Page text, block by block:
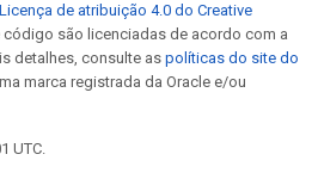
Licença de atribuição 4.0 do Creative
código são licenciadas de acordo com a
detalhes, consulte as políticas do site do
marca registrada da Oracle e/ou
UTC.